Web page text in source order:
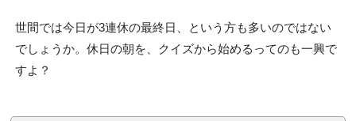
世間では今日が3連休の最終日、という方も多いのではない
でしょうか。休日の朝を、クイズから始めるってのも一興で
すよ？